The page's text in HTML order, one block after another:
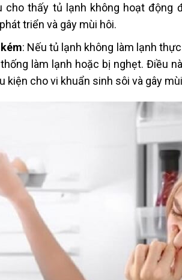
cho thấy tủ lạnh không hoạt động
triển và gây mùi hôi.
: Nếu tủ lạnh không làm lạnh
làm lạnh hoặc bị nghẹt. Điều
kiện cho vi khuẩn sinh sôi và gây